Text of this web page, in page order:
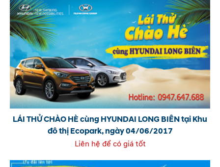
LÁI THỬ CHÀO HÈ cùng HYUNDAI LONG BIÊN tại Khu
đô thị Ecopark, ngày 04/06/2017
Liên hệ để có giá tốt